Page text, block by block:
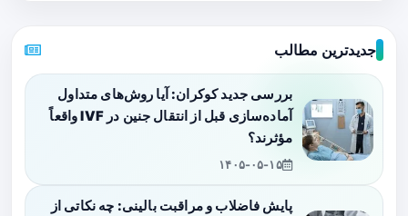
جدیدترین مطالب
بررسی جدید کوکران: آیا روش‌های متداول
آماده‌سازی قبل از انتقال جنین در IVF واقعاً
مؤثرند؟
۱۴۰۵-۰۵-۱۵
پایش فاضلاب و مراقبت بالینی: چه نکاتی از